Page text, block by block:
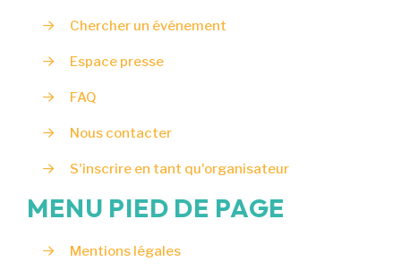
L’ÉCOCONCEPTION,
ÇA VOUS CONCERNE
cadre d’une démarche forte d’écoconception.
Chercher un événement
Espace presse
FAQ
Nous contacter
S'inscrire en tant qu'organisateur
MENU PIED DE PAGE
Mentions légales